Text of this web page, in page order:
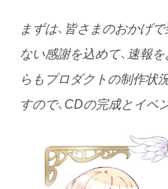
まずは、皆さまのおかげ
ない感謝を込めて、速報
らもプロダクトの制作状
すので、CDの完成とイベ